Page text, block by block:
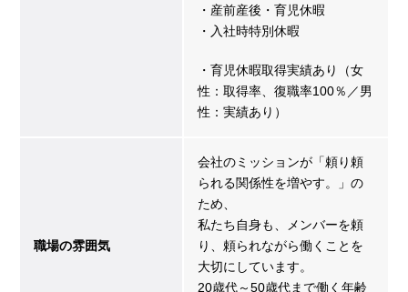
・産前産後・育児休暇
・入社時特別休暇
・育児休暇取得実績あり（女
性：取得率、復職率100％／男
性：実績あり）
職場の雰囲気
会社のミッションが「頼り頼
られる関係性を増やす。」の
ため、
私たち自身も、メンバーを頼
り、頼られながら働くことを
大切にしています。
20歳代～50歳代まで働く年齢